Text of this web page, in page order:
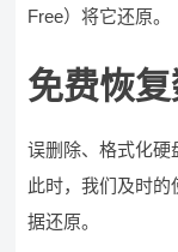
Free）将它还原。
免费恢
误删除、格式化硬
此时，我们及时
据还原。